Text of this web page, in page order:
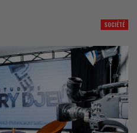
SOCIÉTÉ